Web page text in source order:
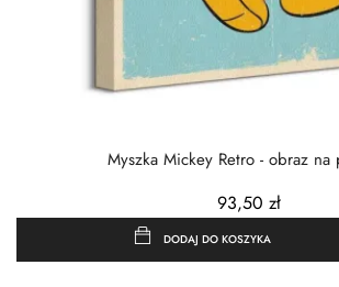
Myszka Mickey Retro - obraz na
93,50 zł
DODAJ DO KOSZYKA